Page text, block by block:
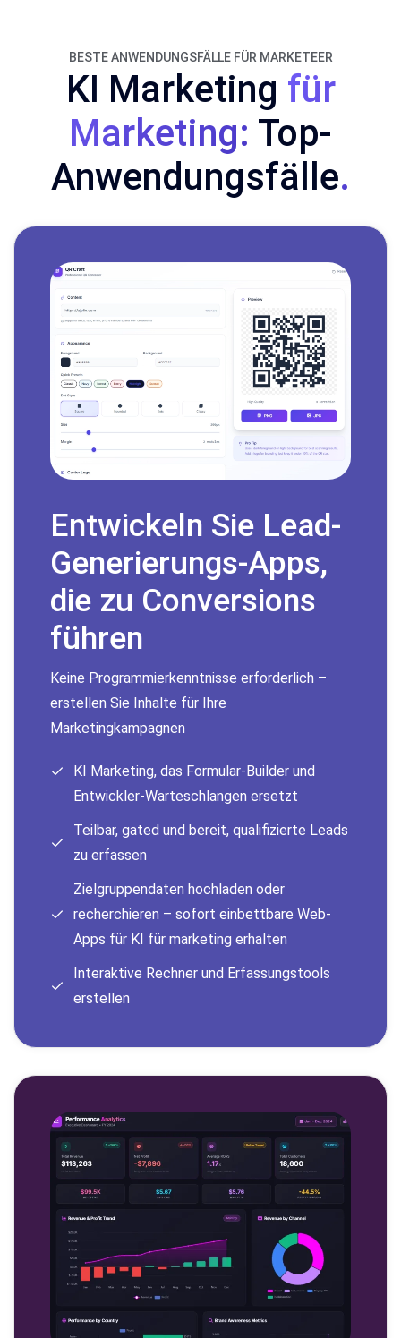
BESTE ANWENDUNGSFÄLLE FÜR MARKETEER
KI Marketing für
Marketing: Top-
Anwendungsfälle.
Entwickeln Sie Lead-
Generierungs-Apps,
die zu Conversions
führen
Keine Programmierkenntnisse erforderlich –
erstellen Sie Inhalte für Ihre
Marketingkampagnen
KI Marketing, das Formular-Builder und
Entwickler-Warteschlangen ersetzt
Teilbar, gated und bereit, qualifizierte Leads
zu erfassen
Zielgruppendaten hochladen oder
recherchieren – sofort einbettbare Web-
Apps für KI für marketing erhalten
Interaktive Rechner und Erfassungstools
erstellen